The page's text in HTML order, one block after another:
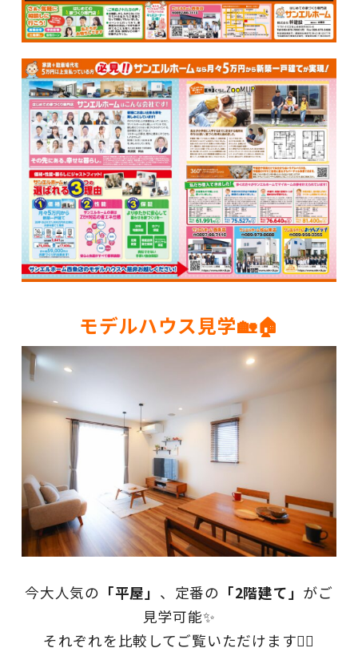
モデルハウス見学🏡🏠
今大人気の 「平屋」 、定番の 「2階建て」 がご
見学可能✨
それぞれを比較してご覧いただけます💁‍♀️